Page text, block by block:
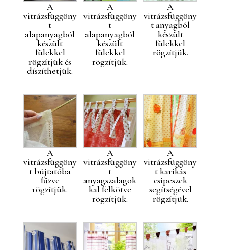
A
vitrázsfüggöny
t
alapanyagból
készült
fülekkel
rögzítjük és
díszíthetjük.
A
vitrázsfüggöny
t
alapanyagból
készült
fülekkel
rögzítjük.
A
vitrázsfüggöny
t anyagból
készült
fülekkel
rögzítjük.
A
vitrázsfüggöny
t bújtatóba
fűzve
rögzítjük.
A
vitrázsfüggöny
t
anyagszalagok
kal felkötve
rögzítjük.
A
vitrázsfüggöny
t karikás
csipeszek
segítségével
rögzítjük.